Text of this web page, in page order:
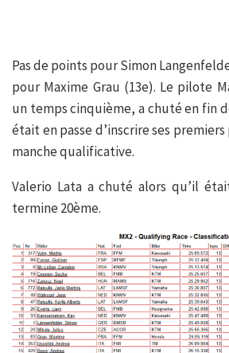
Pas de points pour Simon
pour Maxime Grau (13e). Le pilote
un temps cinquième, a chuté en fin
était en passe d’inscrire ses
manche qualificative.
Valerio Lata a chuté alors qu’il
termine 20ème.